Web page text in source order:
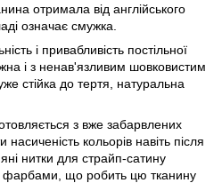
отримала від англійського
означає смужка.
і привабливість постільної
і з ненав'язливим шовковистим
стійка до тертя, натуральна
з вже забарвлених
кольорів навіть після
нитки для страйп-сатину
що робить цю тканину